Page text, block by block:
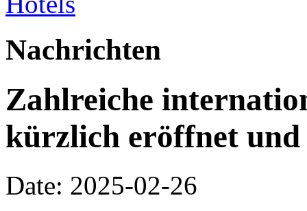
Nachrichten
Zahlreiche
kürzlich eröffnet und
Date: 2025-02-26